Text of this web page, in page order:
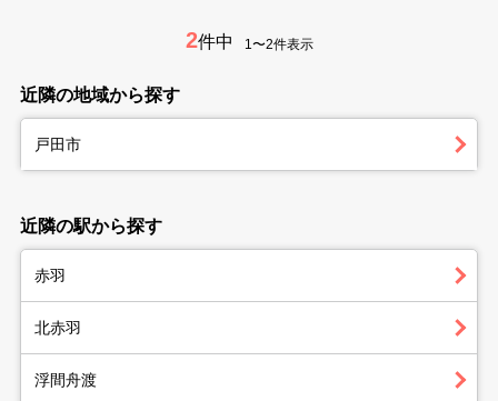
2件中 1〜2件表示
近隣の地域から探す
戸田市
近隣の駅から探す
赤羽
北赤羽
浮間舟渡